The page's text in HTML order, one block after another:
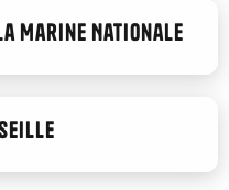
Marine Nationale